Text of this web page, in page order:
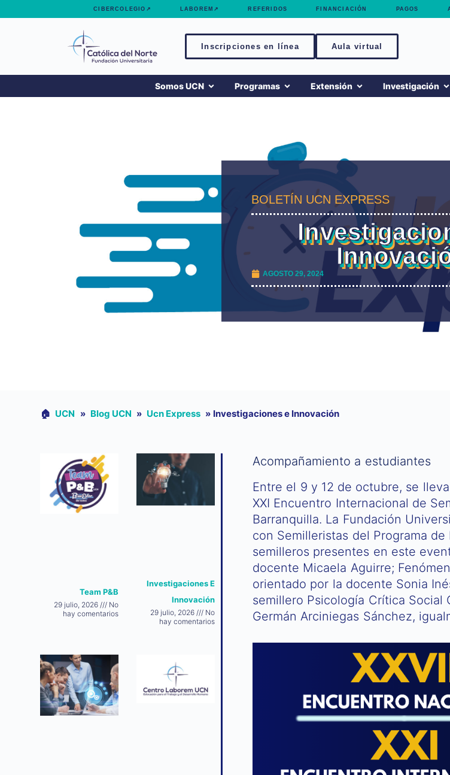
CIBERCOLEGIO↗ LABOREM↗ REFERIDOS FINANCIACIÓN PAGOS
Inscripciones en línea Aula virtual
Somos UCN Programas Extensión Investigación
BOLETÍN UCN EXPRESS
AGOSTO 29, 2024
🏠︎ UCN » Blog UCN » Ucn Express » Investigaciones e Innovación
Team P&B
29 julio, 2026
No
hay comentarios
Investigaciones E
Innovación
29 julio, 2026
No
hay comentarios
Acompañamiento a estudiantes
Entre el 9 y 12 de octubre, se
XXI Encuentro Internacional de
Barranquilla. La Fundación
con Semilleristas del Programa
semilleros presentes en este
docente Micaela Aguirre;
orientado por la docente Sonia
semillero Psicología Crítica
Germán Arciniegas Sánchez,